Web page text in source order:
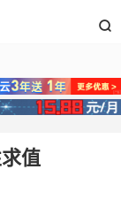

值